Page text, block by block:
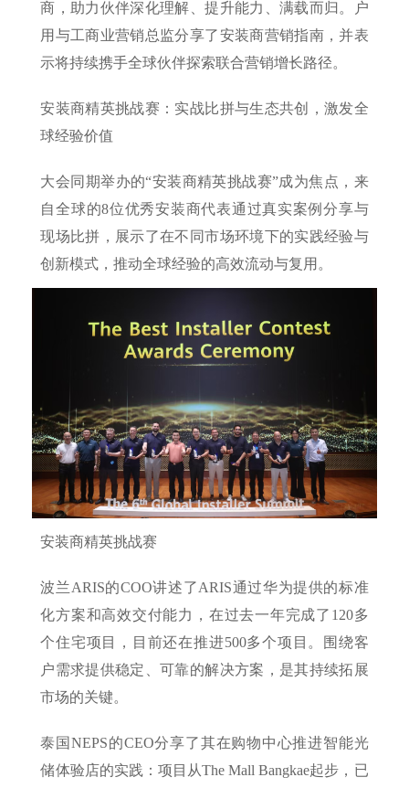
商，助力伙伴深化理解、提升能力、满载而归。户
用与工商业营销总监分享了安装商营销指南，并表
示将持续携手全球伙伴探索联合营销增长路径。
安装商精英挑战赛：实战比拼与生态共创，激发全
球经验价值
大会同期举办的“安装商精英挑战赛”成为焦点，来
自全球的8位优秀安装商代表通过真实案例分享与
现场比拼，展示了在不同市场环境下的实践经验与
创新模式，推动全球经验的高效流动与复用。
安装商精英挑战赛
波兰ARIS的COO讲述了ARIS通过华为提供的标准
化方案和高效交付能力，在过去一年完成了120多
个住宅项目，目前还在推进500多个项目。围绕客
户需求提供稳定、可靠的解决方案，是其持续拓展
市场的关键。
泰国NEPS的CEO分享了其在购物中心推进智能光
储体验店的实践：项目从The Mall Bangkae起步，已